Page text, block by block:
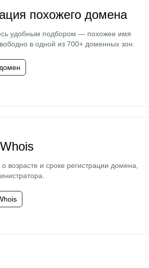
похожего домена
удобным подбором — похожее имя
в одной из 700+ доменных зон.
возрасте и сроке регистрации домена,